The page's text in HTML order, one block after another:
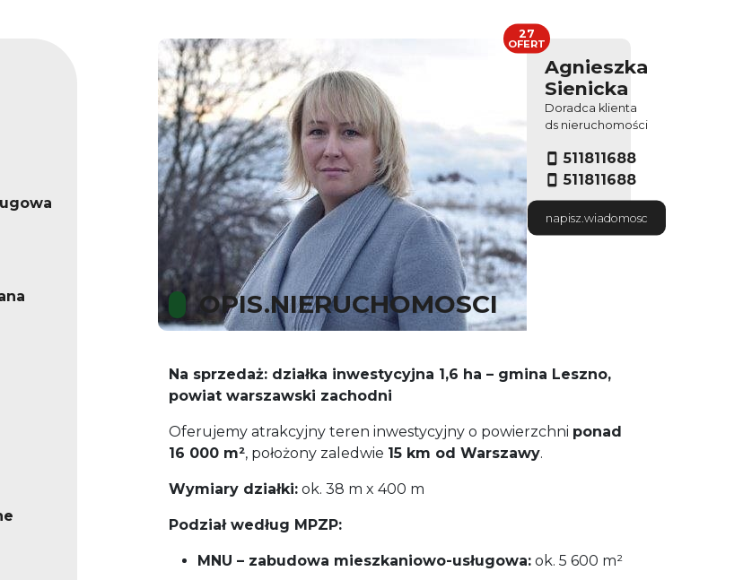
Agnieszka
Sienicka
Doradca klienta
ds nieruchomości
511811688
511811688
napisz.wiadomosc
27
OFERT
OPIS.NIERUCHOMOSCI
Na sprzedaż: działka inwestycyjna 1,6 ha – gmina Leszno,
powiat warszawski zachodni
Oferujemy atrakcyjny teren inwestycyjny o powierzchni ponad
16 000 m², położony zaledwie 15 km od Warszawy.
Wymiary działki: ok. 38 m x 400 m
Podział według MPZP:
MNU – zabudowa mieszkaniowo-usługowa: ok. 5 600 m²